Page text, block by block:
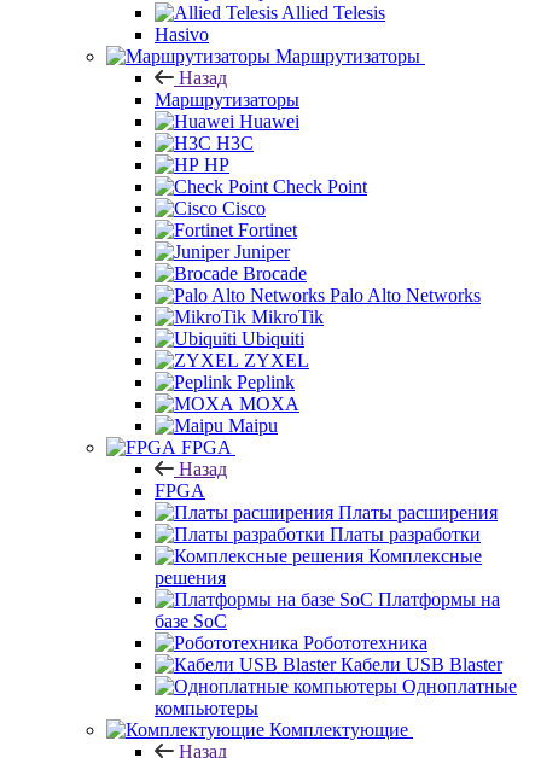
Allied Telesis
Hasivo
Маршрутизаторы
Назад
Маршрутизаторы
Huawei
H3C
HP
Check Point
Cisco
Fortinet
Juniper
Brocade
Palo Alto Networks
MikroTik
Ubiquiti
ZYXEL
Peplink
MOXA
Maipu
FPGA
Назад
FPGA
Платы расширения
Платы разработки
Комплексные
решения
Платформы на
базе SoC
Робототехника
Кабели USB Blaster
Одноплатные
компьютеры
Комплектующие
Назад